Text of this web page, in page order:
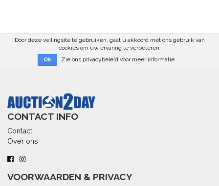
Door deze veilingsite te gebruiken, gaat u akkoord met ons gebruik van
cookies om uw ervaring te verbeteren.
Ok Zie ons privacybeleid voor meer informatie
CONTACT INFO
Contact
Over ons
VOORWAARDEN & PRIVACY